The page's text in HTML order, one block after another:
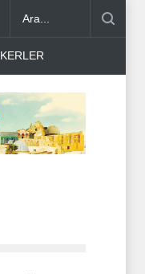
ARASINDA İNTİHAR